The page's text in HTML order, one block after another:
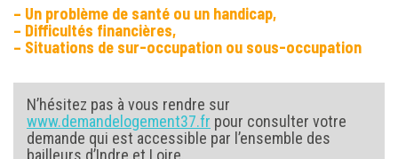
– Un problème de santé ou un handicap,
– Difficultés financières,
– Situations de sur-occupation ou sous-occupation
N’hésitez pas à vous rendre sur
www.demandelogement37.fr pour consulter votre
demande qui est accessible par l’ensemble des
bailleurs d’Indre et Loire.